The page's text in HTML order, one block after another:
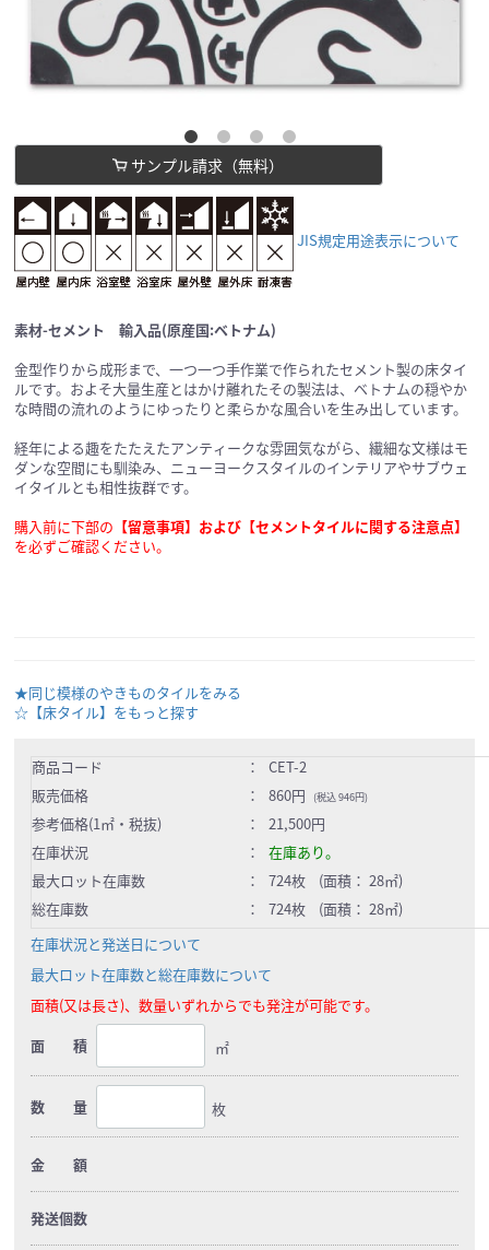
サンプル請求（無料）
JIS規定用途表示について
素材-セメント 輸入品(原産国:ベトナム)
金型作りから成形まで、一つ一つ手作業で作られたセメント製の床タイ
ルです。およそ大量生産とはかけ離れたその製法は、ベトナムの穏やか
な時間の流れのようにゆったりと柔らかな風合いを生み出しています。
経年による趣をたたえたアンティークな雰囲気ながら、繊細な文様はモ
ダンな空間にも馴染み、ニューヨークスタイルのインテリアやサブウェ
イタイルとも相性抜群です。
購入前に下部の 【留意事項】および【セメントタイルに関する注意点】
を必ずご確認ください。
★同じ模様のやきものタイルをみる
☆【床タイル】をもっと探す
商品コード ：
CET-2
販売価格
： 860円 (税込 946円)
参考価格(1㎡・税抜) ：
21,500円
在庫状況
：
在庫あり。
最大ロット在庫数
：
724枚 (面積： 28㎡)
総在庫数
：
724枚 (面積： 28㎡)
在庫状況と発送日について
最大ロット在庫数と総在庫数について
面積(又は長さ)、数量いずれからでも発注が可能です。
面 積
㎡
数 量 枚
金 額
発送個数